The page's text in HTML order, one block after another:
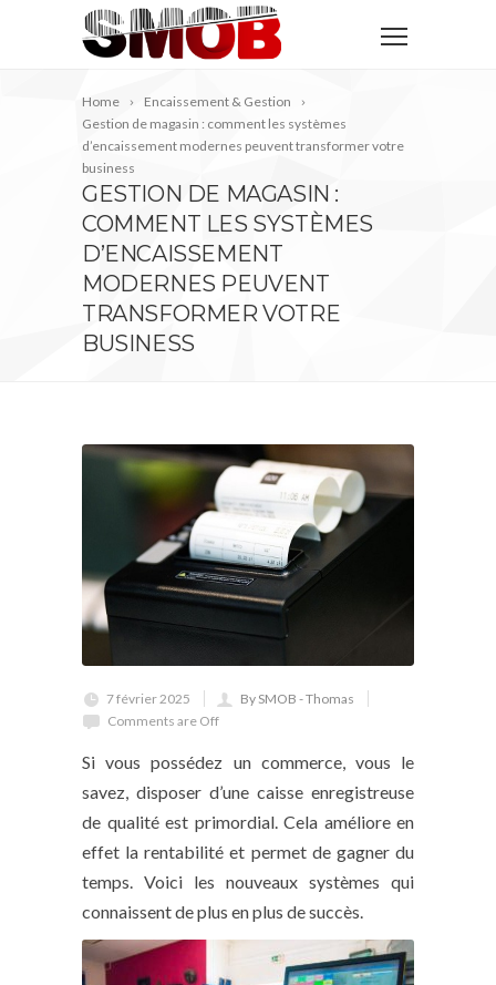
Home
Encaissement & Gestion
Gestion de magasin : comment les systèmes
d’encaissement modernes peuvent transformer votre
business
GESTION DE MAGASIN :
COMMENT LES SYSTÈMES
D’ENCAISSEMENT
MODERNES PEUVENT
TRANSFORMER VOTRE
BUSINESS
7 février 2025
By SMOB - Thomas
Comments are Off
Si vous possédez un commerce, vous le
savez, disposer d’une caisse enregistreuse
de qualité est primordial. Cela améliore en
effet la rentabilité et permet de gagner du
temps. Voici les nouveaux systèmes qui
connaissent de plus en plus de succès.